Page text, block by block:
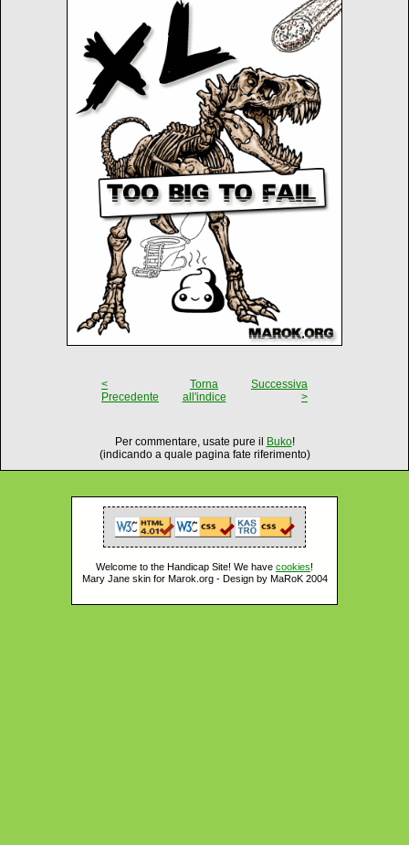
<
Precedente
Torna
all'indice
Successiva
>
Per commentare, usate pure il Buko!
(indicando a quale pagina fate riferimento)
Welcome to the Handicap Site! We have cookies!
Mary Jane skin for Marok.org - Design by MaRoK 2004